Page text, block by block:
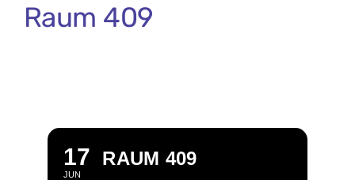
Raum 409
17
JUN
RAUM 409